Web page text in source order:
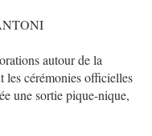
autour de la
les cérémonies officielles
une sortie pique-nique,